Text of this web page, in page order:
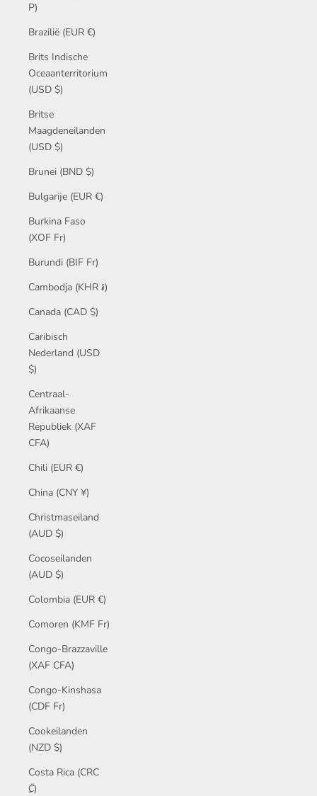
P)
Brazilië (EUR €)
Brits Indische
Oceaanterritorium
(USD $)
Britse
Maagdeneilanden
(USD $)
Brunei (BND $)
Bulgarije (EUR €)
Burkina Faso
(XOF Fr)
Burundi (BIF Fr)
Cambodja (KHR ៛)
Canada (CAD $)
Caribisch
Nederland (USD
$)
Centraal-
Afrikaanse
Republiek (XAF
CFA)
Chili (EUR €)
China (CNY ¥)
Christmaseiland
(AUD $)
Cocoseilanden
(AUD $)
Colombia (EUR €)
Comoren (KMF Fr)
Congo-Brazzaville
(XAF CFA)
Congo-Kinshasa
(CDF Fr)
Cookeilanden
(NZD $)
Costa Rica (CRC
₡)